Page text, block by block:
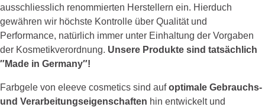
ausschliesslich renommierten Herstellern ein. Hierduch
gewähren wir höchste Kontrolle über Qualität und
Performance, natürlich immer unter Einhaltung der Vorgaben
der Kosmetikverordnung. Unsere Produkte sind tatsächlich
″Made in Germany″!
Farbgele von eleeve cosmetics sind aufoptimale Gebrauchs-
und Verarbeitungseigenschaften hin entwickelt und